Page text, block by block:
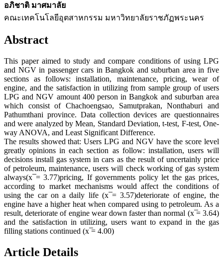
อภิชาติ มาศมาลัย
คณะเทคโนโลยีอุตสาหกรรม มหาวิทยาลัยราชภัฏพระนคร
Abstract
This paper aimed to study and compare conditions of using LPG
and NGV in passenger cars in Bangkok and suburban area in five
sections as follows: installation, maintenance, pricing, wear of
engine, and the satisfaction in utilizing from sample group of users
LPG and NGV amount 400 person in Bangkok and suburban area
which consist of Chachoengsao, Samutprakan, Nonthaburi and
Pathumthani province. Data collection devices are questionnaires
and were analyzed by Mean, Standard Deviation, t-test, F-test, One-
way ANOVA, and Least Significant Difference.
The results showed that: Users LPG and NGV have the score level
greatly opinions in each section as follow: installation, users will
decisions install gas system in cars as the result of uncertainly price
of petroleum, maintenance, users will check working of gas system
always(x ̅= 3.77)pricing, If governments policy let the gas prices,
according to market mechanisms would affect the conditions of
using the car on a daily life (x ̅= 3.57)deteriorate of engine, the
engine have a higher heat when compared using to petroleum. As a
result, deteriorate of engine wear down faster than normal (x ̅= 3.64)
and the satisfaction in utilizing, users want to expand in the gas
filling stations continued (x ̅= 4.00)
Article Details